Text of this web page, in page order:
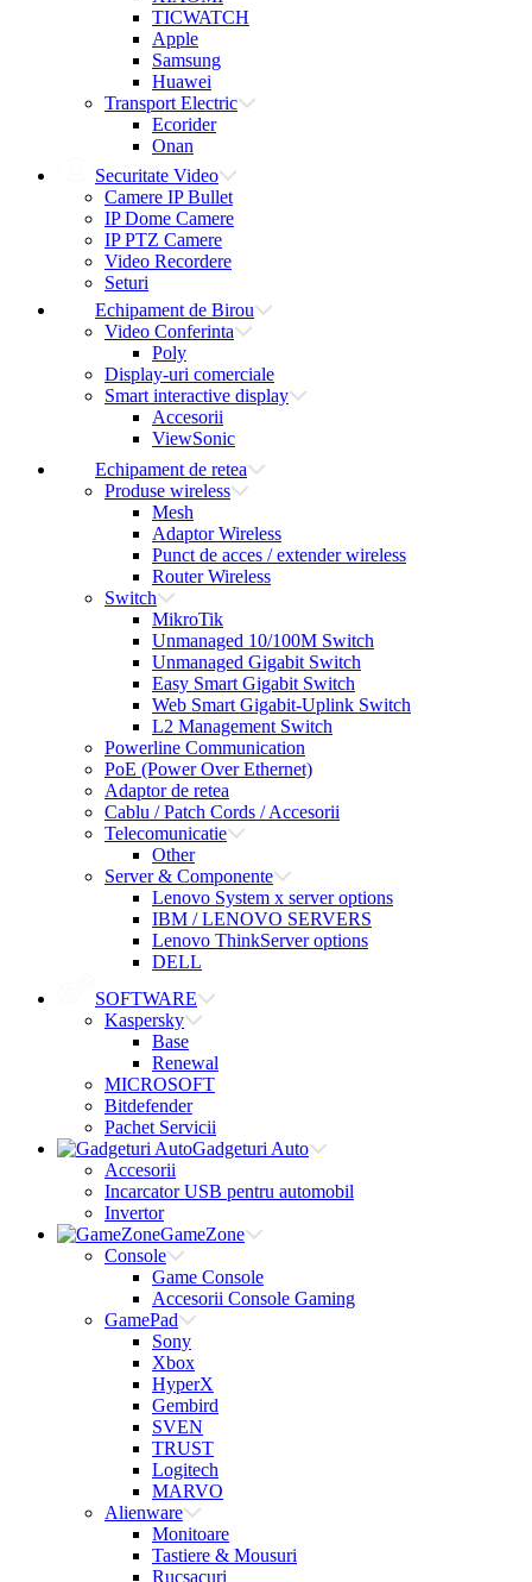
TICWATCH
Apple
Samsung
Huawei
Transport Electric
Ecorider
Onan
Securitate Video
Camere IP Bullet
IP Dome Camere
IP PTZ Camere
Video Recordere
Seturi
Echipament de Birou
Video Conferinta
Poly
Display-uri comerciale
Smart interactive display
Accesorii
ViewSonic
Echipament de retea
Produse wireless
Mesh
Adaptor Wireless
Punct de acces / extender wireless
Router Wireless
Switch
MikroTik
Unmanaged 10/100M Switch
Unmanaged Gigabit Switch
Easy Smart Gigabit Switch
Web Smart Gigabit-Uplink Switch
L2 Management Switch
Powerline Communication
PoE (Power Over Ethernet)
Adaptor de retea
Cablu / Patch Cords / Accesorii
Telecomunicatie
Other
Server & Componente
Lenovo System x server options
IBM / LENOVO SERVERS
Lenovo ThinkServer options
DELL
SOFTWARE
Kaspersky
Base
Renewal
MICROSOFT
Bitdefender
Pachet Servicii
Gadgeturi Auto
Accesorii
Incarcator USB pentru automobil
Invertor
GameZone
Console
Game Console
Accesorii Console Gaming
GamePad
Sony
Xbox
HyperX
Gembird
SVEN
TRUST
Logitech
MARVO
Alienware
Monitoare
Tastiere & Mousuri
Rucsacuri